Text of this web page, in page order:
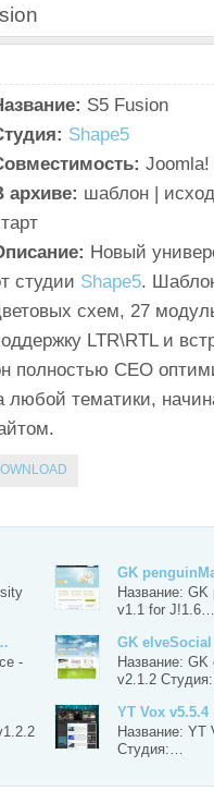
S5 Fusion
Shape5
архиве: шаблон |
Новый
студии Shape5.
схем, 27
LTR\RTL и
полностью СЕО
любой тематики,
GK
Название: GK
v1.1 for J!1.6…
-
GK elveSocial
Название:
v2.1.2
YT Vox v5.5.4
Название: YT
Студия:…